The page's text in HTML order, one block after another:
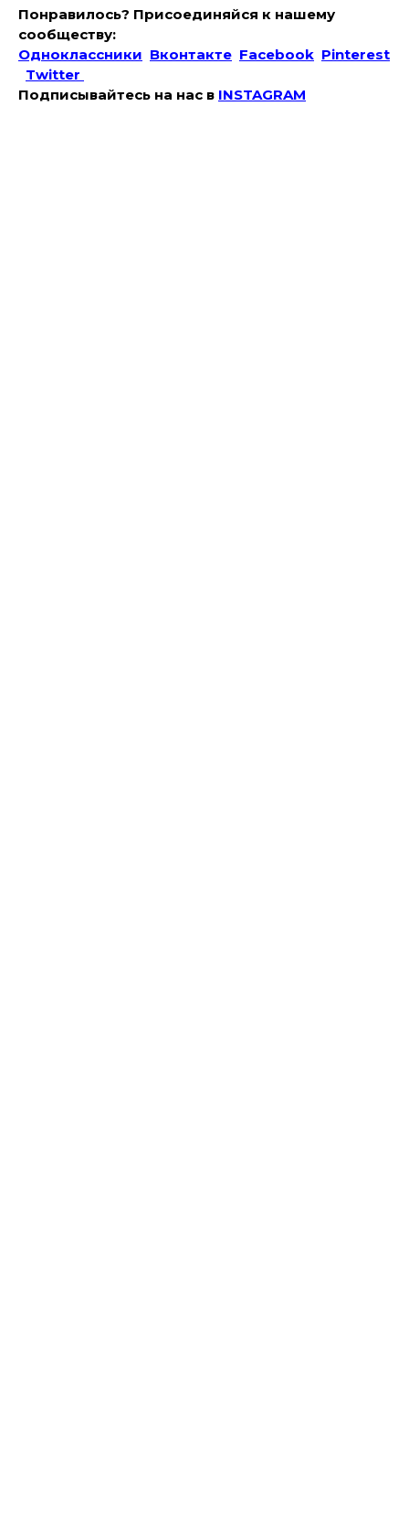
Понравилось? Присоединяйся к нашему
сообществу:
Одноклассники Вконтакте Facebook Pinterest
Twitter
Подписывайтесь на наc в INSTAGRAM